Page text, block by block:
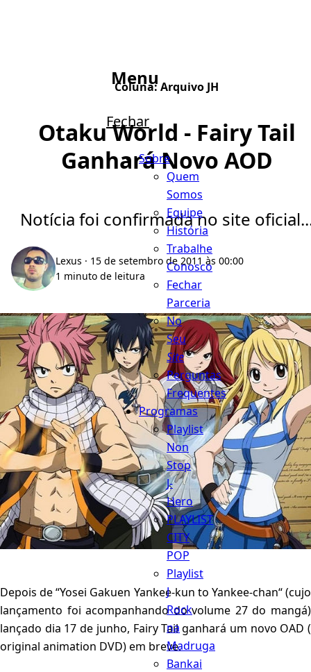
Menu
Fechar
Sobre
Quem
Somos
Equipe
História
Trabalhe
Conosco
Fechar
Parceria
No
Seu
Site
Perguntas
Frequentes
Programas
Playlist
Non
Stop
J-
Hero
PLAYLIST
CITY
POP
Playlist
J
Rock
na
Madruga
Bankai
Coluna:Arquivo JH
Otaku World - Fairy Tail
Ganhará Novo AOD
Notícia foi confirmada no site
Lexus · 15 de setembro de 2011 às 00:00
1 minuto de leitura
Depois de “Yosei Gakuen Yankee-kun to Yankee-chan“ (cujo
lançamento foi acompanhando do volume 27 do mangá)
lançado dia 17 de junho, Fairy Tail ganhará um novo OAD (
original animation DVD) em breve.